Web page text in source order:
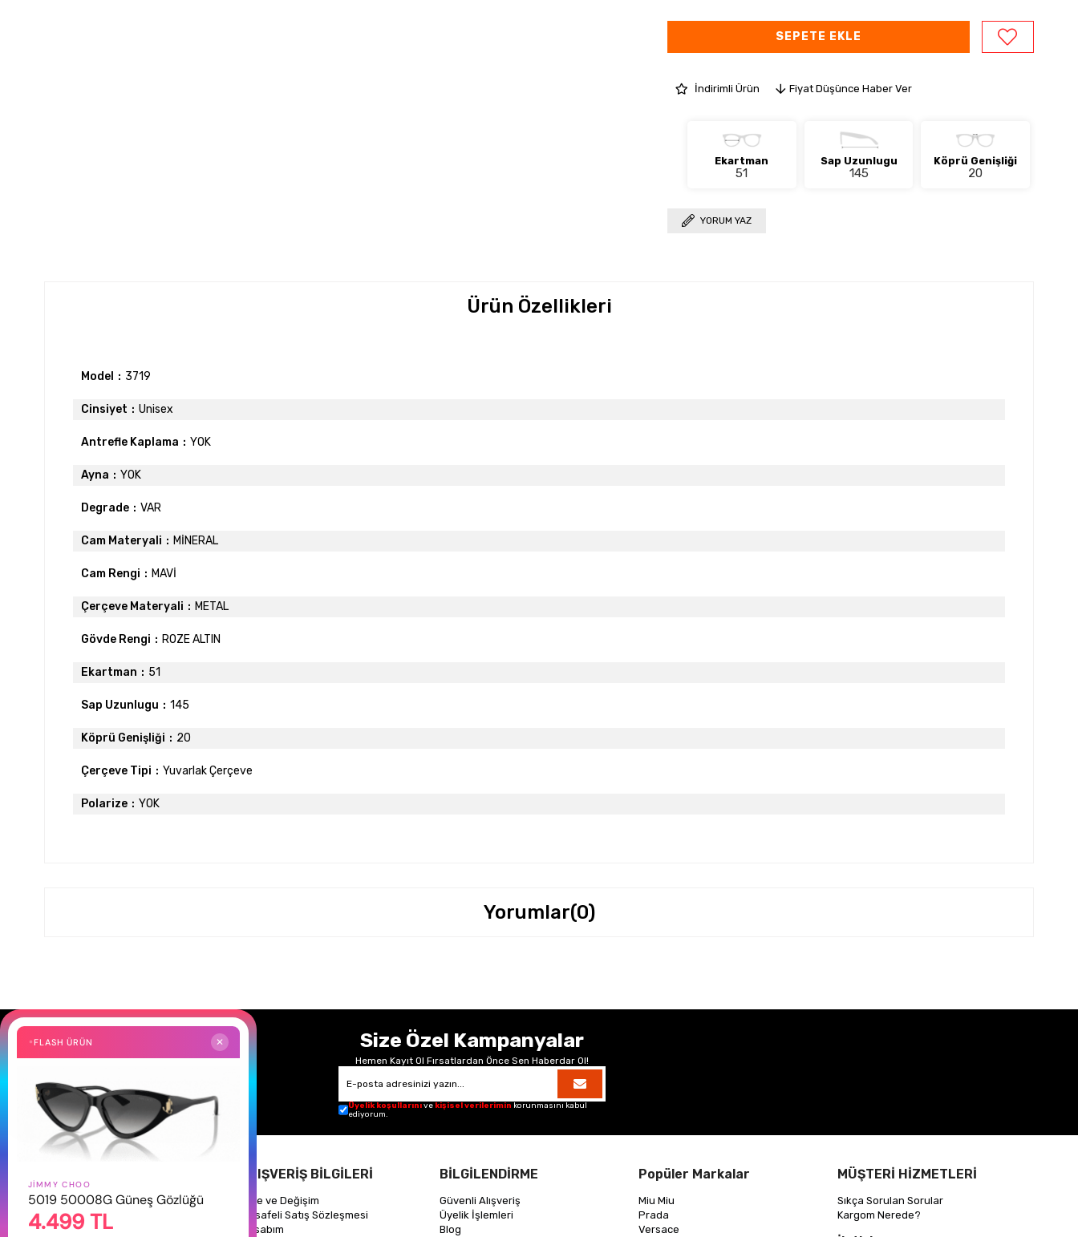
İndirimli Ürün Fiyat Düşünce Haber Ver
Ekartman
51
Sap Uzunlugu
145
Köprü Genişliği
20
YORUM YAZ
Ürün Özellikleri
Model 3719
Cinsiyet Unisex
Antrefle Kaplama YOK
Ayna YOK
Degrade VAR
Cam Materyali MİNERAL
Cam Rengi MAVİ
Çerçeve Materyali METAL
Gövde Rengi ROZE ALTIN
Ekartman 51
Sap Uzunlugu 145
Köprü Genişliği 20
Çerçeve Tipi Yuvarlak Çerçeve
Polarize YOK
Yorumlar(0)
Size Özel Kampanyalar
Hemen Kayıt Ol Fırsatlardan Önce Sen Haberdar Ol!
Üyelik koşullarınıve kişisel verilerimin korunmasını kabul
ediyorum.
Hakkımızda
Gizlilik Politikası
İletişim
ALIŞVERİŞ BİLGİLERİ
İade ve Değişim
Mesafeli Satış Sözleşmesi
Hesabım
BİLGİLENDİRME
Güvenli Alışveriş
Üyelik İşlemleri
Blog
Popüler Markalar
Miu Miu
Prada
Versace
MÜŞTERİ HİZMETLERİ
Sıkça Sorulan Sorular
Kargom Nerede?
FLASH ÜRÜN ✕
JIMMY CHOO
5019 50008G Güneş Gözlüğü
4.499 TL